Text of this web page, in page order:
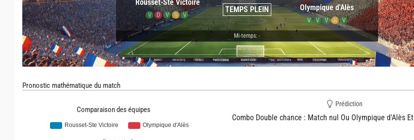
Rousset-Ste Victoire
V D V N V
TEMPS PLEIN Olympique d'Alès
V V V N V
Mi-temps: -
Pronostic mathématique du match
Comparaison des équipes
Prédiction
Combo Double chance : Match nul Ou Olympique d'Alès